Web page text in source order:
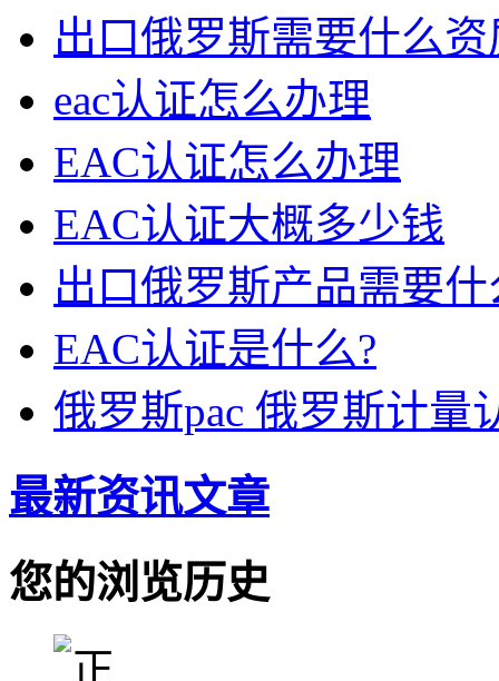
出口俄罗斯需要什么资
eac认证怎么办理
EAC认证怎么办理
EAC认证大概多少钱
出口俄罗斯产品需要
EAC认证是什么?
俄罗斯pac 俄罗斯计量
最新资讯文章
您的浏览历史